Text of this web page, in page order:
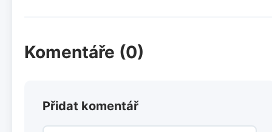
Komentáře (0)
Přidat komentář